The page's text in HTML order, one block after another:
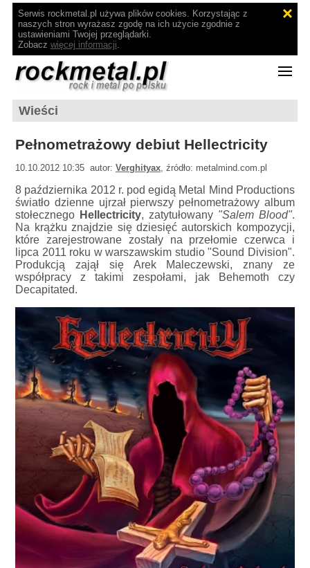
Serwis rockmetal.pl używa plików cookies. Korzystając z
naszych stron wyrażasz zgodę na ich użycie zgodnie z
ustawieniami Twojej przeglądarki.
Zobacz więcej informacji.
Wieści
Pełnometrażowy debiut Hellectricity
10.10.2012 10:35 autor:Verghityax, źródło: metalmind.com.pl
8 października 2012 r. pod egidą Metal Mind Productions
światło dzienne ujrzał pierwszy pełnometrażowy album
stołecznego Hellectricity, zatytułowany "Salem Blood".
Na krążku znajdzie się dziesięć autorskich kompozycji,
które zarejestrowane zostały na przełomie czerwca i
lipca 2011 roku w warszawskim studio "Sound Division".
Produkcją zajął się Arek Maleczewski, znany ze
współpracy z takimi zespołami, jak Behemoth czy
Decapitated.